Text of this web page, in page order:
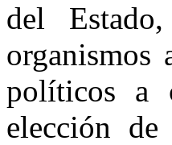
del
organismos
políticos a
elección de